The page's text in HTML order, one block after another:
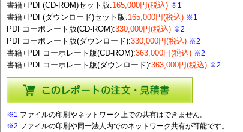
書籍+PDF(CD-ROM)セット版:165,000円(税込) ※1
書籍+PDF(ダウンロード)セット版:165,000円(税込) ※1
PDFコーポレート版(CD-ROM):330,000円(税込) ※2
PDFコーポレート版(ダウンロード):330,000円(税込) ※2
書籍+PDFコーポレート版(CD-ROM):363,000円(税込) ※2
書籍+PDFコーポレート版(ダウンロード):363,000円(税込) ※2
※1 ファイルの印刷やネットワーク上での共有はできません。
※2 ファイルの印刷や同一法人内でのネットワーク共有が可能です。